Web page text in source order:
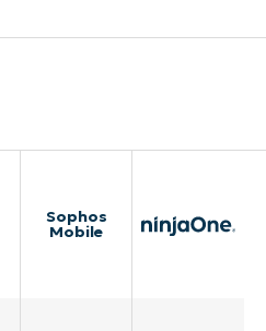
Sophos
Mobile